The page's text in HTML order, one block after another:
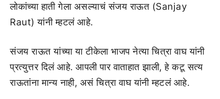
लोकांच्या हाती गेला असल्याचं संजय राऊत (Sanjay
Raut) यांनी म्हटलं आहे.
संजय राऊत यांच्या या टीकेला भाजप नेत्या चित्रा वाघ यांनी
प्रत्युत्तर दिलं आहे. आपली पार वाताहात झाली, हे कटू सत्य
राऊतांना मान्य नाही, असं चित्रा वाघ यांनी म्हटलं आहे.